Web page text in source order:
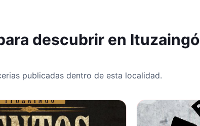
descubrir en Ituzaingó
publicadas dentro de esta localidad.